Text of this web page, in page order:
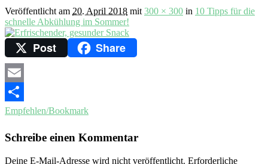
Veröffentlicht am 20. April 2018 mit 300 × 300 in 10 Tipps für die
schnelle Abkühlung im Sommer!
Post Share
Email
Empfehlen/Bookmark
Schreibe einen Kommentar
Deine E-Mail-Adresse wird nicht veröffentlicht. Erforderliche